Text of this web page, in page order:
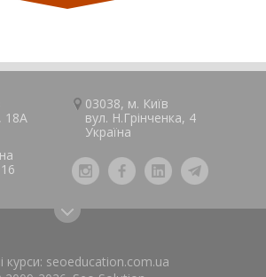
18А
03038, м. Київ
вул. Н.Грінченка, 4
Україна
курси: seoeducation.com.ua